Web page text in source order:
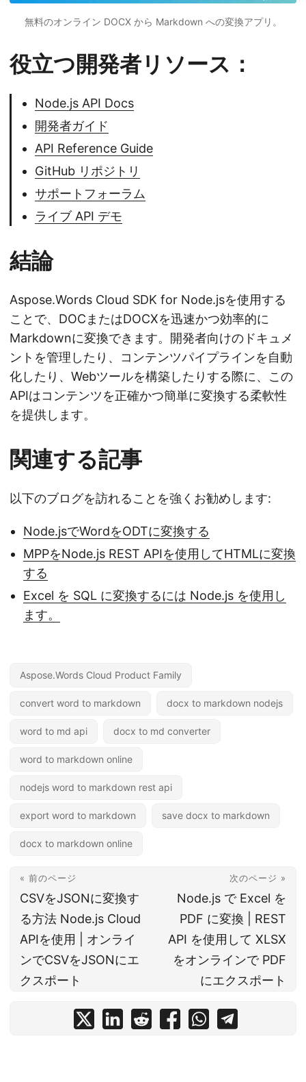
無料のオンライン DOCX から Markdown への変換アプリ。
役立つ開発者リソース：
Node.js API Docs
開発者ガイド
API Reference Guide
GitHub リポジトリ
サポートフォーラム
ライブ API デモ
結論
Aspose.Words Cloud SDK for Node.jsを使用する
ことで、DOCまたはDOCXを迅速かつ効率的に
Markdownに変換できます。開発者向けのドキュメ
ントを管理したり、コンテンツパイプラインを自動
化したり、Webツールを構築したりする際に、この
APIはコンテンツを正確かつ簡単に変換する柔軟性
を提供します。
関連する記事
以下のブログを訪れることを強くお勧めします:
Node.jsでWordをODTに変換する
MPPをNode.js REST APIを使用してHTMLに変換
する
Excel を SQL に変換するには Node.js を使用し
ます。
Aspose.Words Cloud Product Family
convert word to markdown docx to markdown nodejs
word to md api docx to md converter
word to markdown online
nodejs word to markdown rest api
export word to markdown save docx to markdown
docx to markdown online
« 前のページ
CSVをJSONに変換す
る方法 Node.js Cloud
APIを使用 | オンライ
ンでCSVをJSONにエ
クスポート
次のページ »
Node.js で Excel を
PDF に変換 | REST
API を使用して XLSX
をオンラインで PDF
にエクスポート